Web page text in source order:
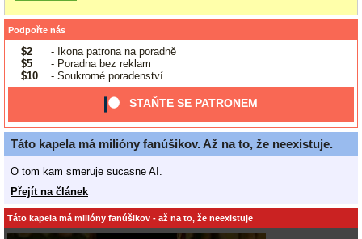
Podpořte nás
$2
- Ikona patrona na poradně
$5
- Poradna bez reklam
$10
- Soukromé poradenství
STAŇTE SE PATRONEM
Táto kapela má milióny fanúšikov. Až na to, že neexistuje.
O tom kam smeruje sucasne AI.
Přejít na článek
Táto kapela má milióny fanúšikov - až na to, že neexistuje